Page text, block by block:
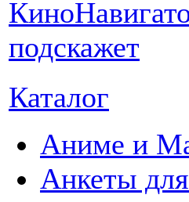
Каталог
Аниме и
Анкеты